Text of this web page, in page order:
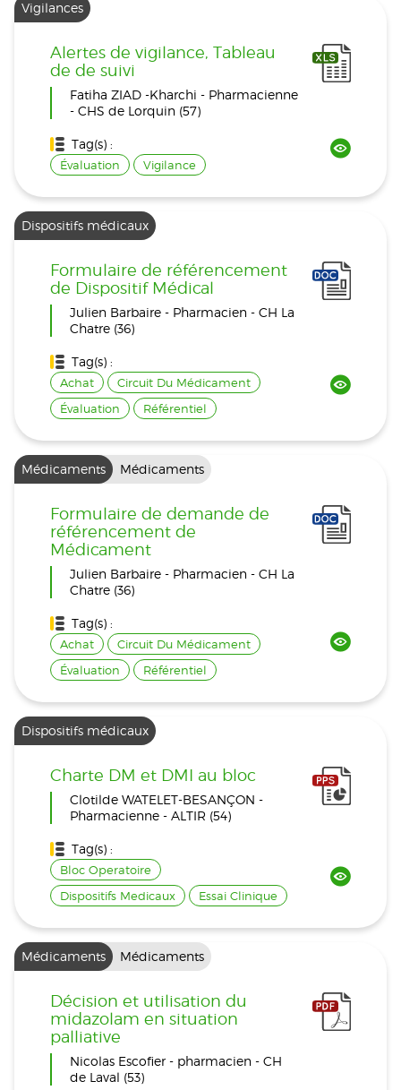
Vigilances
Alertes de vigilance, Tableau
de de suivi
Fatiha ZIAD -Kharchi - Pharmacienne
- CHS de Lorquin (57)
Tag(s) :
Évaluation Vigilance
Dispositifs médicaux
Formulaire de référencement
de Dispositif Médical
Julien Barbaire - Pharmacien - CH La
Chatre (36)
Tag(s) :
Achat
Circuit Du Médicament
Évaluation
Référentiel
Médicaments Médicaments
Formulaire de demande de
référencement de
Médicament
Julien Barbaire - Pharmacien - CH La
Chatre (36)
Tag(s) :
Achat
Circuit Du Médicament
Évaluation
Référentiel
Dispositifs médicaux
Charte DM et DMI au bloc
Clotilde WATELET-BESANÇON -
Pharmacienne - ALTIR (54)
Tag(s) :
Bloc Operatoire
Dispositifs Medicaux
Essai Clinique
Médicaments Médicaments
Décision et utilisation du
midazolam en situation
palliative
Nicolas Escofier - pharmacien - CH
de Laval (53)